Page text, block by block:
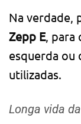
Na verdade,
Zepp E, para
esquerda ou
utilizadas.
Longa vida